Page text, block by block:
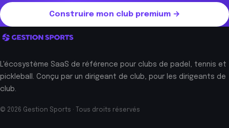
Construire mon club premium →
L'écosystème SaaS de référence pour clubs de padel, tennis et
pickleball. Conçu par un dirigeant de club, pour les dirigeants de
club.
© 2026 Gestion Sports · Tous droits réservés